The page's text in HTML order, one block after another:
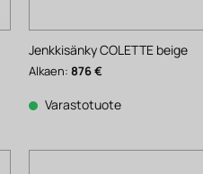
Jenkkisänky COLETTE beige
Alkaen: 876€
Varastotuote